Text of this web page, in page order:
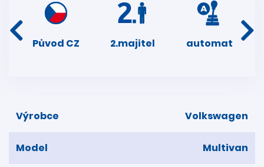
Původ CZ 2.majitel automat
Výrobce Volkswagen
Model Multivan